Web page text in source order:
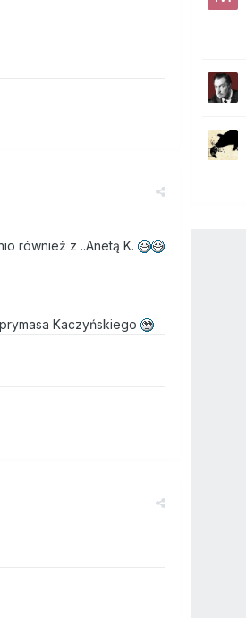
również z ..Anetą K.
Kaczyńskiego